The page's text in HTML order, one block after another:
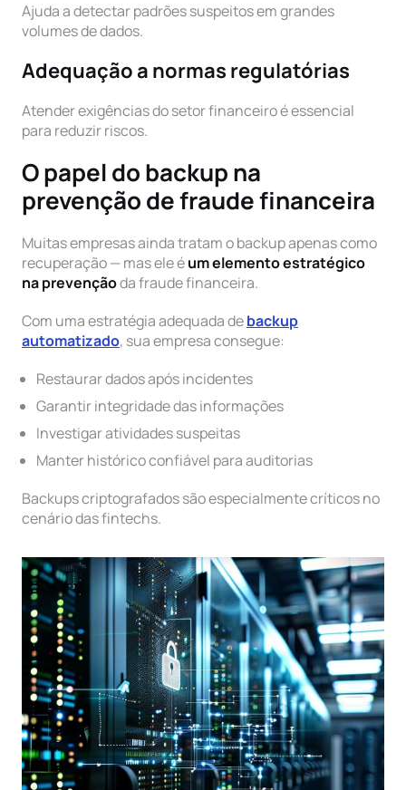
Ajuda a detectar padrões suspeitos em grandes
volumes de dados.
Adequação a normas regulatórias
Atender exigências do setor financeiro é essencial
para reduzir riscos.
O papel do backup na
prevenção de fraude financeira
Muitas empresas ainda tratam o backup apenas como
recuperação — mas ele éum elemento estratégico
na prevençãoda fraude financeira.
Com uma estratégia adequada debackup
automatizado, sua empresa consegue:
Restaurar dados após incidentes
Garantir integridade das informações
Investigar atividades suspeitas
Manter histórico confiável para auditorias
Backups criptografados são especialmente críticos no
cenário das fintechs.